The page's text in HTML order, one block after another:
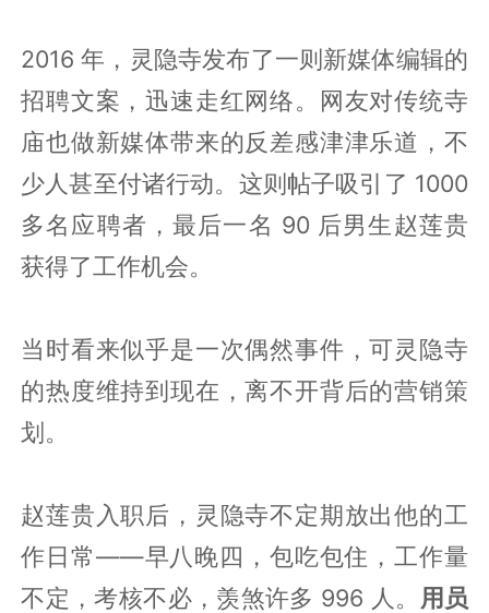
2016 年，灵隐寺发布了一则新媒体编辑的
招聘文案，迅速走红网络。网友对传统寺
庙也做新媒体带来的反差感津津乐道，不
少人甚至付诸行动。这则帖子吸引了 1000
多名应聘者，最后一名 90 后男生赵莲贵
获得了工作机会。
当时看来似乎是一次偶然事件，可灵隐寺
的热度维持到现在，离不开背后的营销策
划。
赵莲贵入职后，灵隐寺不定期放出他的工
作日常——早八晚四，包吃包住，工作量
不定，考核不必，羡煞许多 996 人。 用员